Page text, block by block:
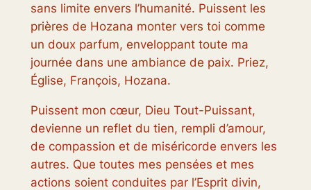
sans limite envers l’humanité. Puissent les
prières de Hozana monter vers toi comme
un doux parfum, enveloppant toute ma
journée dans une ambiance de paix. Priez,
Église, François, Hozana.
Puissent mon cœur, Dieu Tout-Puissant,
devienne un reflet du tien, rempli d’amour,
de compassion et de miséricorde envers les
autres. Que toutes mes pensées et mes
actions soient conduites par l’Esprit divin,